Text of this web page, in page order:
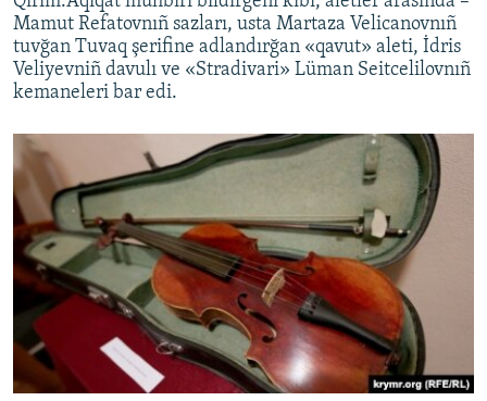
Mamut Refatovnıñ sazları, usta Martaza Velicanovnıñ
tuvğan Tuvaq şerifine adlandırğan «qavut» aleti, İdris
Veliyevniñ davulı ve «Stradivari» Lüman Seitcelilovnıñ
kemaneleri bar edi.